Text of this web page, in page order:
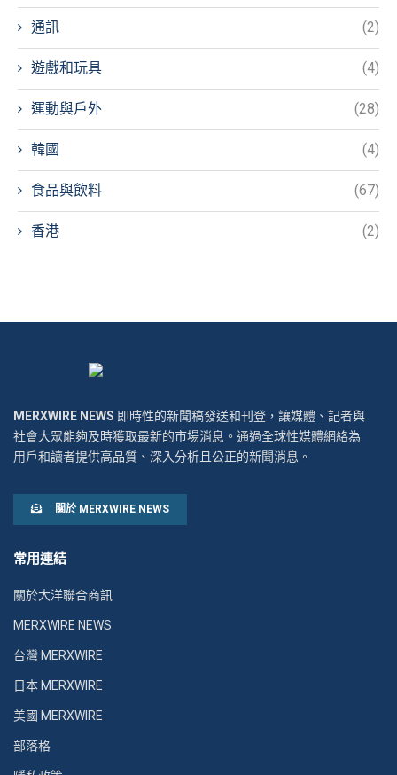
通訊 (2)
遊戲和玩具 (4)
運動與戶外 (28)
韓國 (4)
食品與飲料 (67)
香港 (2)
MERXWIRE NEWS 即時性的新聞稿發送和刊登，讓媒體、記者與
社會大眾能夠及時獲取最新的市場消息。通過全球性媒體網絡為
用戶和讀者提供高品質、深入分析且公正的新聞消息。
關於 MERXWIRE NEWS
常用連結
關於大洋聯合商訊
MERXWIRE NEWS
台灣 MERXWIRE
日本 MERXWIRE
美國 MERXWIRE
部落格